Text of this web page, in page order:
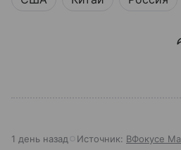
1 день назад Источник: ВФокусе